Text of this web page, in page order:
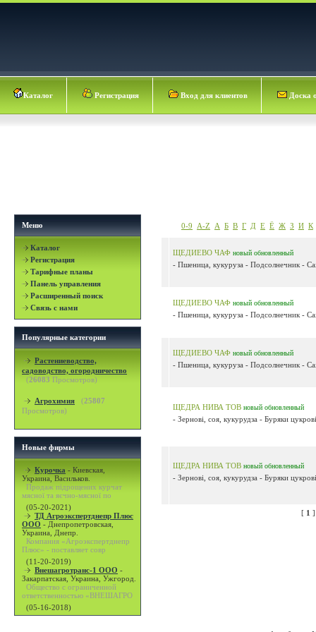
Каталог Регистрация Вход для клиентов Доска
Меню
Каталог
Регистрация
Тарифные планы
Панель управления
Расширенный поиск
Связь с нами
Популярные категории
Растениеводство,
садоводство, огородничество
(26083 Просмотров)
Агрохимия (25807
Просмотров)
Новые фирмы
Курочка - Киевская,
Украина, Васильков.
Продаж підрощених курчат
мясної та яєчно-мясної по
(05-20-2021)
ТД Агроэкспертднепр Плюс
ООО - Днепропетровская,
Украина, Днепр.
Компания «Агроэкспертднепр
Плюс» - поставляет совр
(11-20-2019)
Внешагротранс-1 ООО -
Закарпатская, Украина, Ужгород.
Общество с ограниченной
ответственностью «ВНЕШАГРО
(05-16-2018)
0-9 A-Z А Б В Г Д Е Ё Ж З И К
ЩЕДИЕВО ЧАФ новый обновленный
- Пшеница, кукуруза - Подсолнечник -
ЩЕДИЕВО ЧАФ новый обновленный
- Пшеница, кукуруза - Подсолнечник -
ЩЕДИЕВО ЧАФ новый обновленный
- Пшеница, кукуруза - Подсолнечник -
ЩЕДРА НИВА ТОВ новый обновленный
- Зернові, соя, кукурудза - Буряки
ЩЕДРА НИВА ТОВ новый обновленный
- Зернові, соя, кукурудза - Буряки
[ 1